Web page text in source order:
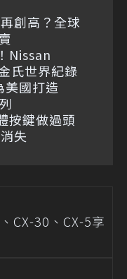
創高？全球
Nissan
氏世界紀錄
國打造
按鍵做過頭
失
CX-30、CX-5享